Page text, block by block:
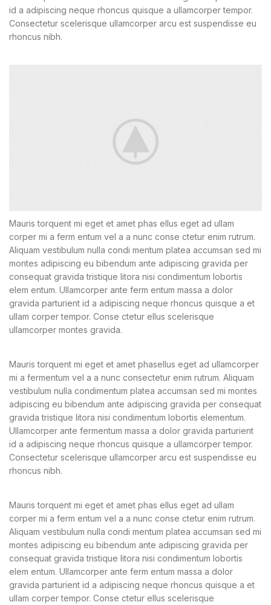
id a adipiscing neque rhoncus quisque a ullamcorper tempor.
Consectetur scelerisque ullamcorper arcu est suspendisse eu
rhoncus nibh.
Mauris torquent mi eget et amet phas ellus eget ad ullam
corper mi a ferm entum vel a a nunc conse ctetur enim rutrum.
Aliquam vestibulum nulla condi mentum platea accumsan sed mi
montes adipiscing eu bibendum ante adipiscing gravida per
consequat gravida tristique litora nisi condimentum lobortis
elem entum. Ullamcorper ante ferm entum massa a dolor
gravida parturient id a adipiscing neque rhoncus quisque a et
ullam corper tempor. Conse ctetur ellus scelerisque
ullamcorper montes gravida.
Mauris torquent mi eget et amet phasellus eget ad ullamcorper
mi a fermentum vel a a nunc consectetur enim rutrum. Aliquam
vestibulum nulla condimentum platea accumsan sed mi montes
adipiscing eu bibendum ante adipiscing gravida per consequat
gravida tristique litora nisi condimentum lobortis elementum.
Ullamcorper ante fermentum massa a dolor gravida parturient
id a adipiscing neque rhoncus quisque a ullamcorper tempor.
Consectetur scelerisque ullamcorper arcu est suspendisse eu
rhoncus nibh.
Mauris torquent mi eget et amet phas ellus eget ad ullam
corper mi a ferm entum vel a a nunc conse ctetur enim rutrum.
Aliquam vestibulum nulla condi mentum platea accumsan sed mi
montes adipiscing eu bibendum ante adipiscing gravida per
consequat gravida tristique litora nisi condimentum lobortis
elem entum. Ullamcorper ante ferm entum massa a dolor
gravida parturient id a adipiscing neque rhoncus quisque a et
ullam corper tempor. Conse ctetur ellus scelerisque